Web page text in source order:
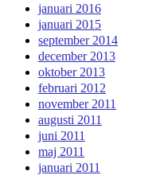
januari 2016
januari 2015
september 2014
december 2013
oktober 2013
februari 2012
november 2011
augusti 2011
juni 2011
maj 2011
januari 2011